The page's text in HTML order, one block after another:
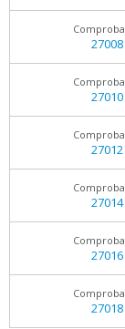
27008
27010
27012
27014
27016
27018